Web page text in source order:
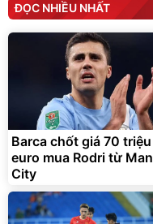
ĐỌC NHIỀU NHẤT
Barca chốt giá 70 triệu
euro mua Rodri từ Man
City